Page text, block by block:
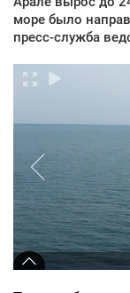
море было
пресс-служба